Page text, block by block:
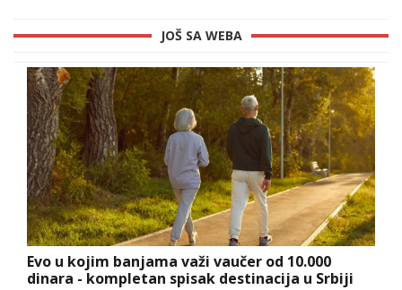
JOŠ SA WEBA
Evo u kojim banjama važi vaučer od 10.000
dinara - kompletan spisak destinacija u Srbiji